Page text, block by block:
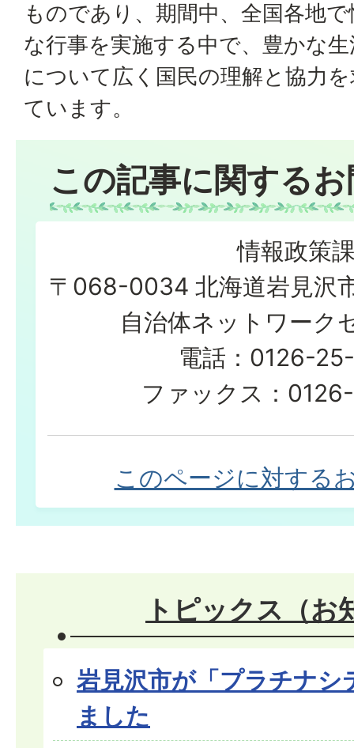
ものであり、期間中、全国各地
な行事を実施する中で、豊かな
について広く国民の理解と協力
ています。
この記事に関する
情報政策
〒068-0034 北海道岩見沢
自治体ネットワーク
電話：0126-
ファックス：
このページに対する
トピックス（お
岩見沢市が「プラチナシ
ました